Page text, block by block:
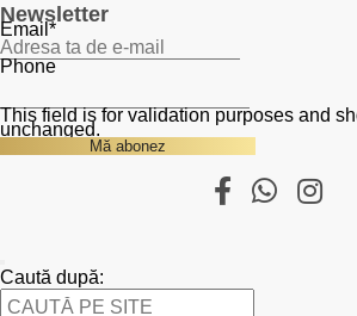
Newsletter
Email *
Phone
This field is for validation purposes and
unchanged.
Caută după: